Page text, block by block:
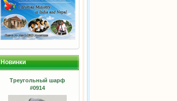
Новинки
Треугольный шарф
#0914